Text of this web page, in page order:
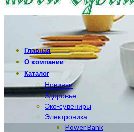
Главная
О компании
Каталог
Новинки
Здоровье
Эко-сувениры
Электроника
Power Bank